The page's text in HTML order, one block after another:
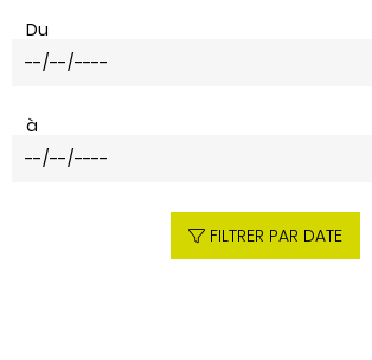
Du
à
FILTRER PAR DATE